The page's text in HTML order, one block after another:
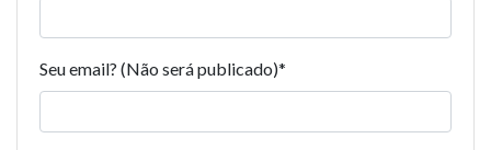
Seu email? (Não será publicado)*